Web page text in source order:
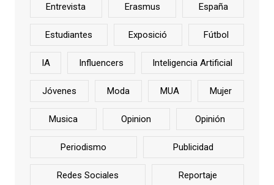
Entrevista Erasmus España
Estudiantes Exposició Fútbol
IA Influencers Inteligencia Artificial
Jóvenes Moda MUA Mujer
Musica Opinion Opinión
Periodismo Publicidad
Redes Sociales Reportaje